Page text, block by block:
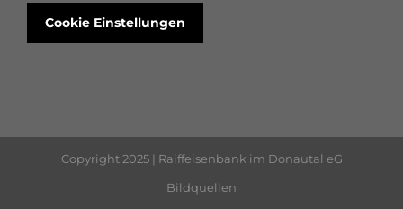
Cookie Einstellungen
Copyright 2025 | Raiffeisenbank im Donautal eG
Bildquellen